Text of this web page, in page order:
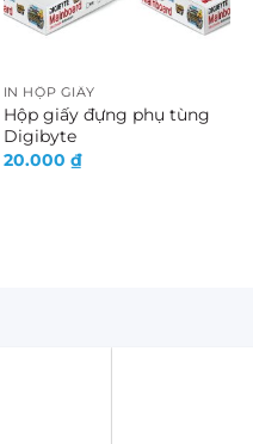
IN HỘP GIẤY
Hộp giấy đựng phụ tùng
Digibyte
20.000 ₫